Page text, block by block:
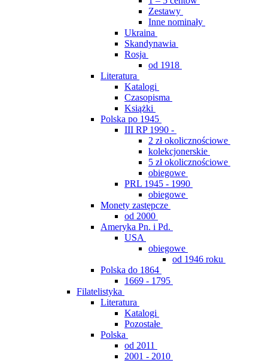
Zestawy
Inne nominały
Ukraina
Skandynawia
Rosja
od 1918
Literatura
Katalogi
Czasopisma
Książki
Polska po 1945
III RP 1990 -
2 zł okolicznościowe
kolekcjonerskie
5 zł okolicznościowe
obiegowe
PRL 1945 - 1990
obiegowe
Monety zastępcze
od 2000
Ameryka Pn. i Pd.
USA
obiegowe
od 1946 roku
Polska do 1864
1669 - 1795
Filatelistyka
Literatura
Katalogi
Pozostałe
Polska
od 2011
2001 - 2010